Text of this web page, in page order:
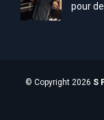
pour
© Copyright 2026 S